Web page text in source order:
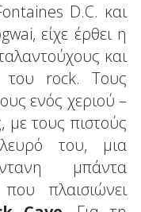
D.C. και
είχε έρθει η
και
του rock. Τους
ενός χεριού –
τους πιστούς
του, μια
μπάντα
πλαισιώνει